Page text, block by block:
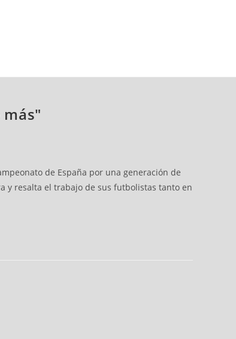
de España por una generación de
y resalta el trabajo de sus futbolistas tanto en